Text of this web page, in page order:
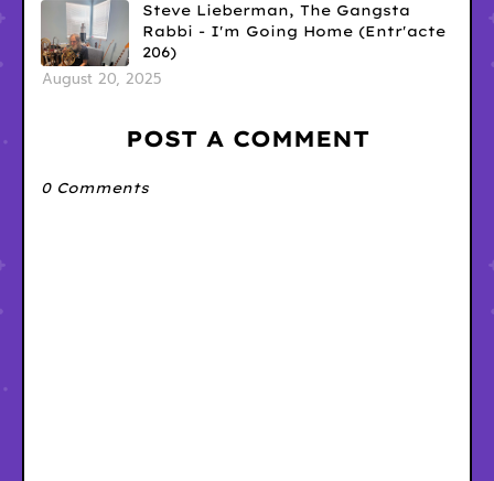
Steve Lieberman, The Gangsta
Rabbi - I'm Going Home (Entr'acte
206)
August 20, 2025
POST A COMMENT
0 Comments